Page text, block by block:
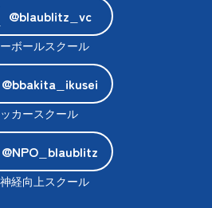
@blaublitz_vc
ボールスクール
@bbakita_ikusei
カースクール
@NPO_blaublitz
経向上スクール